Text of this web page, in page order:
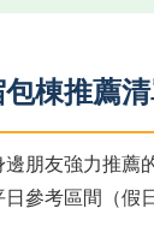
棟推薦
朋友強力推薦
日參考區間（假